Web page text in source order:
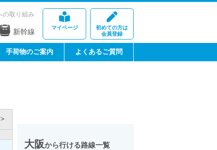
マイページ
初めての方は
会員登録
の取り組み
新幹線
手荷物のご案内 よくあるご質問
大阪から行ける路線一覧